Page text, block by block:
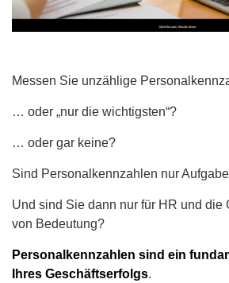
HR Transformation
Messen Sie unzählige
… oder „nur die wichtigsten“?
… oder gar keine?
Sind Personalkennzahlen nur
Und sind Sie dann nur für HR und die
von Bedeutung?
Personalkennzahlen sind ein
Ihres Geschäftserfolgs.